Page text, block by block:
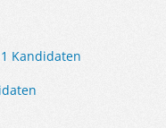
Kandidaten